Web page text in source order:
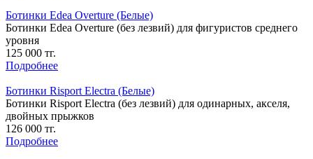
Ботинки Edea Overture (Белые)
Ботинки Edea Overture (без лезвий) для фигуристов среднего
уровня
125 000 тг.
Подробнее
Ботинки Risport Electra (Белые)
Ботинки Risport Electra (без лезвий) для одинарных, акселя,
двойных прыжков
126 000 тг.
Подробнее